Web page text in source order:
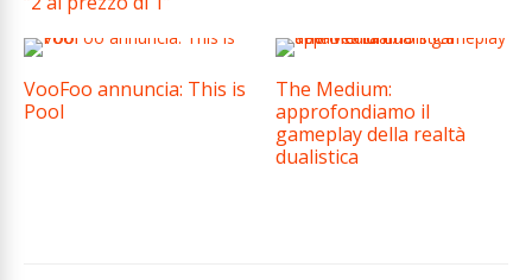
VooFoo annuncia: This is
Pool
The Medium:
approfondiamo il
gameplay della realtà
dualistica